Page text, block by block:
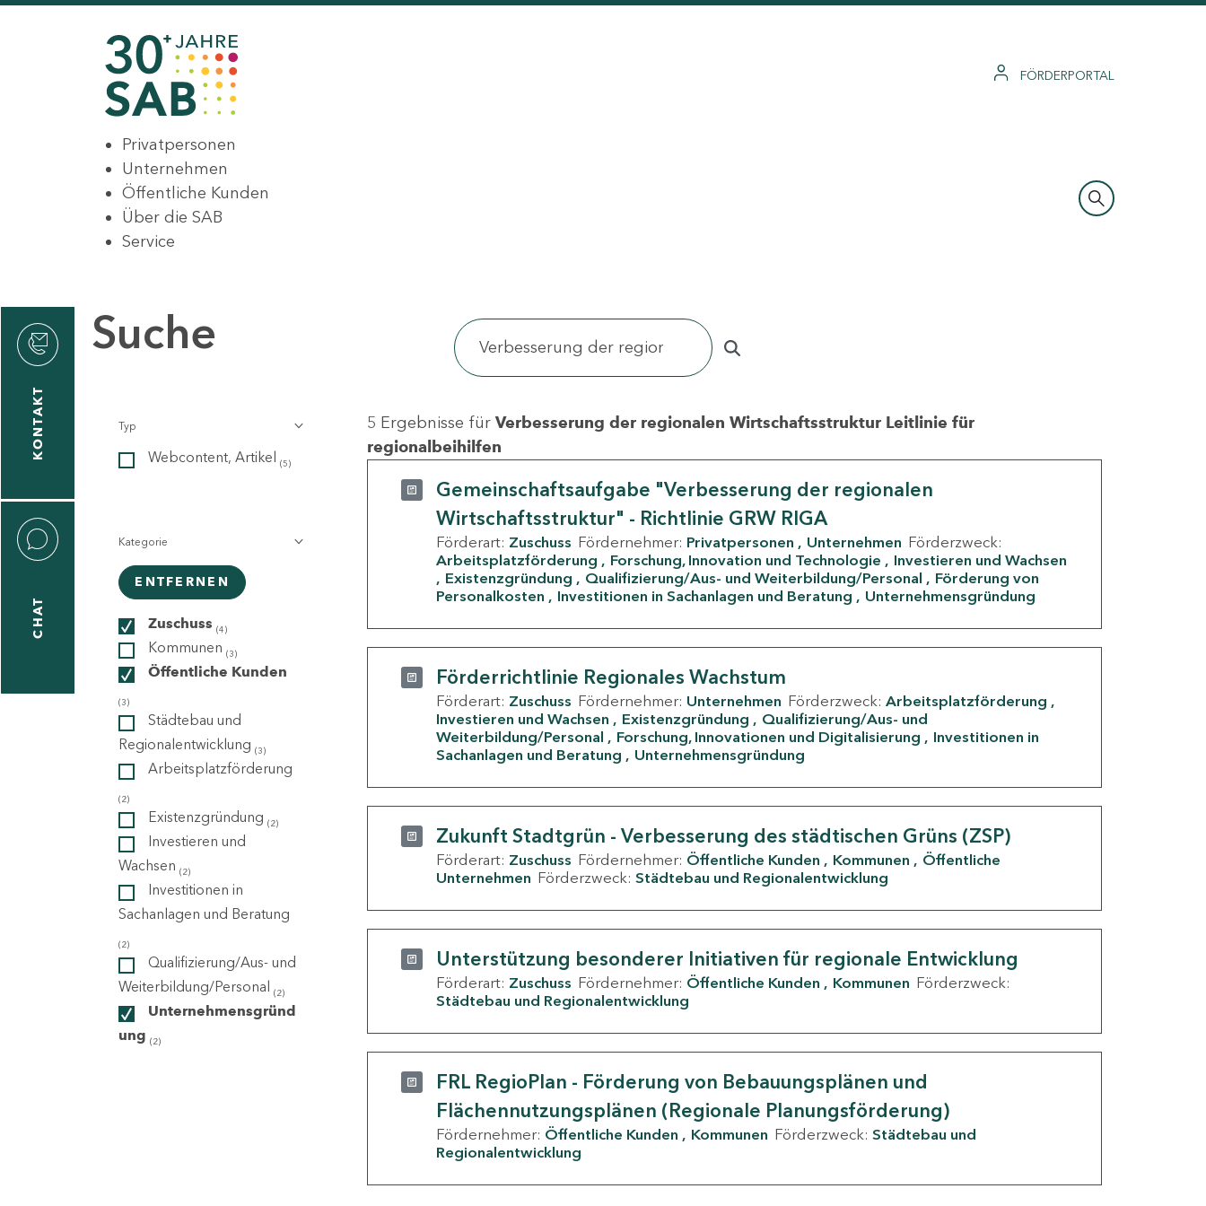
FÖRDERPORTAL
Privatpersonen
Unternehmen
Öffentliche Kunden
Über die SAB
Service
KONTAKT
CHAT
Suche
Typ
Webcontent, Artikel (5)
Kategorie
ENTFERNEN
Zuschuss (4)
Kommunen (3)
Öffentliche Kunden
(3)
Städtebau und
Regionalentwicklung (3)
Arbeitsplatzförderung
(2)
Existenzgründung (2)
Investieren und
Wachsen (2)
Investitionen in
Sachanlagen und Beratung
(2)
Qualifizierung/Aus- und
Weiterbildung/Personal (2)
Unternehmensgründ
ung (2)
5 Ergebnisse für Verbesserung der regionalen Wirtschaftsstruktur Leitlinie für
regionalbeihilfen
Gemeinschaftsaufgabe "Verbesserung der regionalen
Wirtschaftsstruktur" - Richtlinie GRW RIGA
Förderart: Zuschuss Fördernehmer: Privatpersonen Unternehmen Förderzweck:
Arbeitsplatzförderung
Forschung, Innovation und Technologie
Investieren und Wachsen
Existenzgründung
Qualifizierung/Aus- und Weiterbildung/Personal
Förderung von
Personalkosten
Investitionen in Sachanlagen und Beratung Unternehmensgründung
Förderrichtlinie Regionales Wachstum
Förderart: Zuschuss Fördernehmer: Unternehmen Förderzweck: Arbeitsplatzförderung
Investieren und Wachsen
Existenzgründung
Qualifizierung/Aus- und
Weiterbildung/Personal
Forschung, Innovationen und Digitalisierung
Investitionen in
Sachanlagen und Beratung
Unternehmensgründung
Zukunft Stadtgrün - Verbesserung des städtischen Grüns (ZSP)
Förderart: Zuschuss Fördernehmer: Öffentliche Kunden Kommunen
Öffentliche
Unternehmen Förderzweck: Städtebau und Regionalentwicklung
Unterstützung besonderer Initiativen für regionale Entwicklung
Förderart: Zuschuss Fördernehmer: Öffentliche Kunden Kommunen Förderzweck:
Städtebau und Regionalentwicklung
FRL RegioPlan - Förderung von Bebauungsplänen und
Flächennutzungsplänen (Regionale Planungsförderung)
Fördernehmer: Öffentliche Kunden Kommunen Förderzweck: Städtebau und
Regionalentwicklung